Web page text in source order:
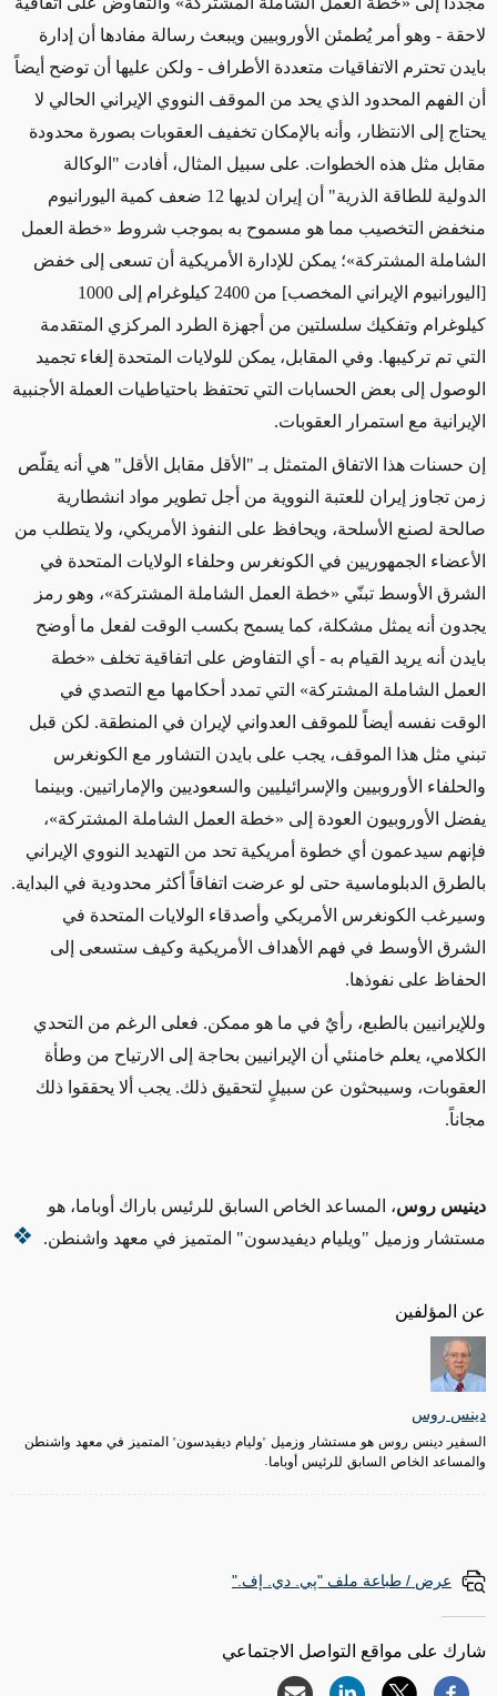
عن المؤلفين
دينس روس
السفير دينس روس هو مستشار وزميل "وليام ديفيدسون" المتميز في معهد واشنطن
والمساعد الخاص السابق للرئيس أوباما.
لاحقة - وهو أمر يُطمئن الأوروبيين ويبعث رسالة مفادها أن إدارة
بايدن تحترم الاتفاقيات متعددة الأطراف - ولكن عليها أن توضح أيضاً
أن الفهم المحدود الذي يحد من الموقف النووي الإيراني الحالي لا
يحتاج إلى الانتظار ، وأنه بالإمكان تخفيف العقوبات بصورة محدودة
مقابل مثل هذه الخطوات. على سبيل المثال، أفادت "الوكالة
الدولية للطاقة الذرية" أن إيران لديها 12 ضعف كمية اليورانيوم
منخفض التخصيب مما هو مسموح به بموجب شروط «خطة العمل
الشاملة المشتركة»؛ يمكن للإدارة الأمريكية أن تسعى إلى خفض
[اليورانيوم الإيراني المخصب] من 2400 كيلوغرام إلى 1000
كيلوغرام وتفكيك سلسلتين من أجهزة الطرد المركزي المتقدمة
التي تم تركيبها. وفي المقابل، يمكن للولايات المتحدة إلغاء تجميد
الوصول إلى بعض الحسابات التي تحتفظ باحتياطيات العملة الأجنبية
الإيرانية مع استمرار العقوبات.
إن حسنات هذا الاتفاق المتمثل بـ "الأقل مقابل الأقل" هي أنه يقلّص
زمن تجاوز إيران للعتبة النووية من أجل تطوير مواد انشطارية
صالحة لصنع الأسلحة، ويحافظ على النفوذ الأمريكي، ولا يتطلب من
الأعضاء الجمهوريين في الكونغرس وحلفاء الولايات المتحدة في
الشرق الأوسط تبنّي «خطة العمل الشاملة المشتركة»، وهو رمز
يجدون أنه يمثل مشكلة، كما يسمح بكسب الوقت لفعل ما أوضح
بايدن أنه يريد القيام به - أي التفاوض على اتفاقية تخلف «خطة
العمل الشاملة المشتركة» التي تمدد أحكامها مع التصدي في
الوقت نفسه أيضاً للموقف العدواني لإيران في المنطقة. لكن قبل
تبني مثل هذا الموقف، يجب على بايدن التشاور مع الكونغرس
والحلفاء الأوروبيين والإسرائيليين والسعوديين والإماراتيين. وبينما
يفضل الأوروبيون العودة إلى «خطة العمل الشاملة المشتركة»،
فإنهم سيدعمون أي خطوة أمريكية تحد من التهديد النووي الإيراني
بالطرق الدبلوماسية حتى لو عرضت اتفاقاً أكثر محدودية في البداية.
وسيرغب الكونغرس الأمريكي وأصدقاء الولايات المتحدة في
الشرق الأوسط في فهم الأهداف الأمريكية وكيف ستسعى إلى
الحفاظ على نفوذها.
وللإيرانيين بالطبع، رأيٌ في ما هو ممكن. فعلى الرغم من التحدي
الكلامي، يعلم خامنئي أن الإيرانيين بحاجة إلى الارتياح من وطأة
العقوبات، وسيبحثون عن سبيلٍ لتحقيق ذلك. يجب ألا يحققوا ذلك
مجاناً.
دينيس روس، المساعد الخاص السابق للرئيس باراك أوباما، هو
مستشار وزميل "ويليام ديفيدسون" المتميز في معهد واشنطن.
عرض / طباعة ملف "پي. دي. إف."
شارك على مواقع التواصل الاجتماعي